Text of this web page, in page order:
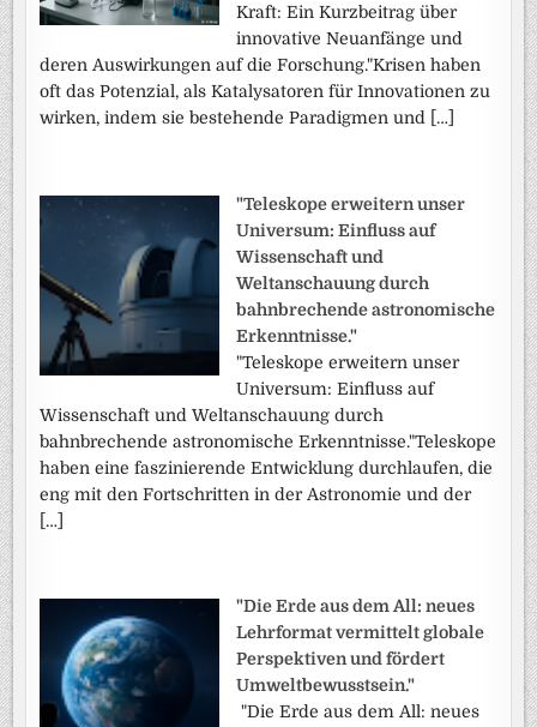
Kraft: Ein Kurzbeitrag über
innovative Neuanfänge und
deren Auswirkungen auf die Forschung."Krisen haben
oft das Potenzial, als Katalysatoren für Innovationen zu
wirken, indem sie bestehende Paradigmen und […]
"Teleskope erweitern unser
Universum: Einfluss auf
Wissenschaft und
Weltanschauung durch
bahnbrechende astronomische
Erkenntnisse."
"Teleskope erweitern unser
Universum: Einfluss auf
Wissenschaft und Weltanschauung durch
bahnbrechende astronomische Erkenntnisse."Teleskope
haben eine faszinierende Entwicklung durchlaufen, die
eng mit den Fortschritten in der Astronomie und der
[…]
"Die Erde aus dem All: neues
Lehrformat vermittelt globale
Perspektiven und fördert
Umweltbewusstsein."
"Die Erde aus dem All: neues